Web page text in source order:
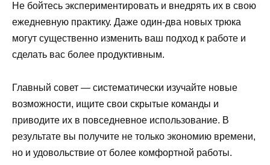
Не бойтесь экспериментировать и внедрять их в свою
ежедневную практику. Даже один-два новых трюка
могут существенно изменить ваш подход к работе и
сделать вас более продуктивным.
Главный совет — систематически изучайте новые
возможности, ищите свои скрытые команды и
приводите их в повседневное использование. В
результате вы получите не только экономию времени,
но и удовольствие от более комфортной работы.